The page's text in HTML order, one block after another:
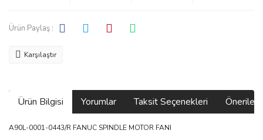
Ürün Paylaş :
Karşılaştır
Ürün Bilgisi Yorumlar Taksit Seçenekleri
A90L-0001-0443/R FANUC SPINDLE MOTOR FANI